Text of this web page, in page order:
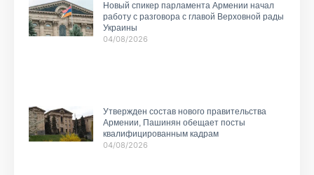
Новый спикер парламента Армении начал
работу с разговора с главой Верховной рады
Украины
04/08/2026
Утвержден состав нового правительства
Армении, Пашинян обещает посты
квалифицированным кадрам
04/08/2026